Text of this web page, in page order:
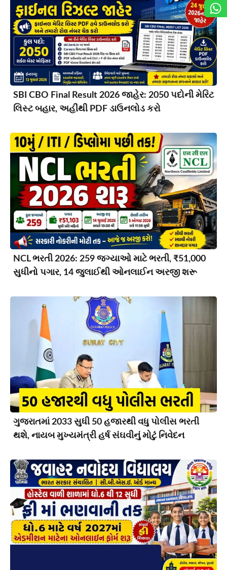
SBI CBO Final Result 2026 જાહેર: 2050 પદોની મેરિટ
લિસ્ટ બહાર, અહીંથી PDF ડાઉનલોડ કરો
NCL ભરતી 2026: 259 જગ્યાઓ માટે ભરતી, ₹51,000
સુધીનો પગાર, 14 જુલાઈથી ઓનલાઈન અરજી શરૂ
ગુજરાતમાં 2033 સુધી 50 હજારથી વધુ પોલીસ ભરતી
થશે, નાયબ મુખ્યમંત્રી હર્ષ સંઘવીનું મોટું નિવેદન